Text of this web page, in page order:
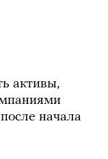
активы,
начала